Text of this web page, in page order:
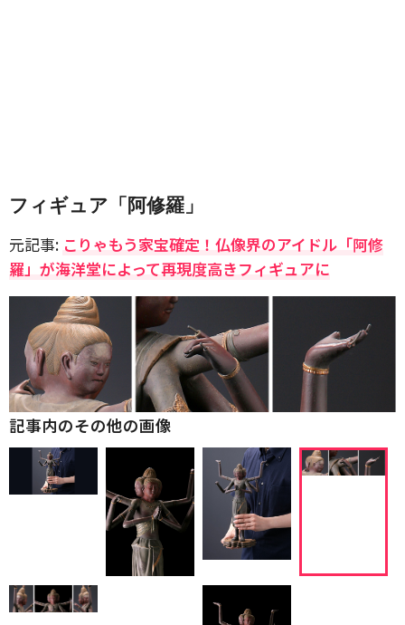
フィギュア「阿修羅」
元記事: こりゃもう家宝確定！仏像界のアイドル「阿修
羅」が海洋堂によって再現度高きフィギュアに
記事内のその他の画像